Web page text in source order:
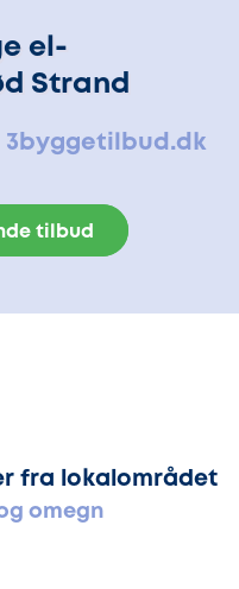
el-
Strand
3byggetilbud.dk
tilbud
fra lokalområdet
omegn